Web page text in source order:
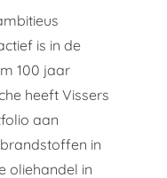
is in de
100 jaar
heeft Vissers
aan
in
oliehandel in